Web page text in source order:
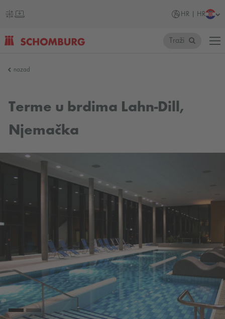
HR | HR
Traži
nazad
Terme u brdima Lahn-Dill,
Njemačka